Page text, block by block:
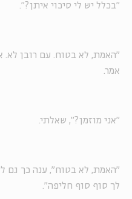
"בכלל יש לי סיכוי איתן?".
"האמת, לא בטוח. עם רובן
אמר.
"אני מוזמן?", שאלתי.
"האמת, לא בטוח", ענה כך גם
לך סוף סוף חליפה".